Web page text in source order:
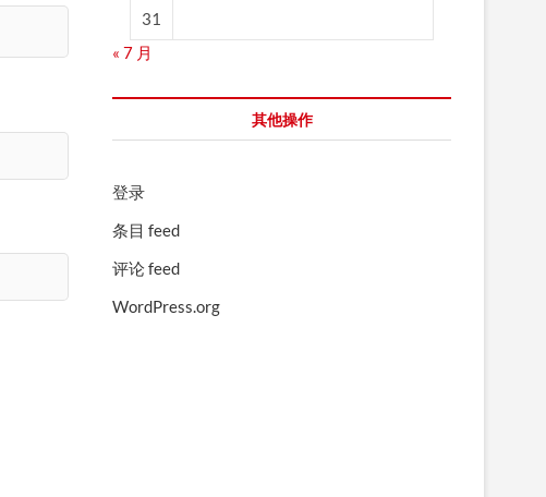
31
« 7 月
其他操作
登录
条目 feed
评论 feed
WordPress.org